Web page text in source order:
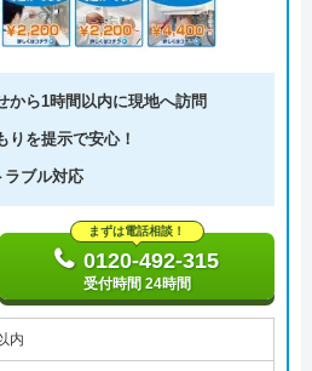
から1時間以内に現地へ訪問
りを提示で安心！
ラブル対応
まずは電話相談！
0120-492-315
受付時間 24時間
内